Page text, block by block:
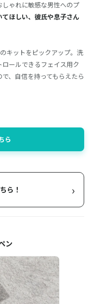
ゃれに敏感な男性へのプ
てほしい、彼氏や息子さん
キットをピックアップ。洗
ールできるフェイス用ク
、自信を持ってもらえたら
ら
ら！ ›
ン